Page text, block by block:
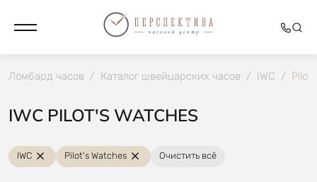
Ломбард часов / Каталог швейцарских часов / IWC /
IWC PILOT'S WATCHES
IWC Pilot's Watches Очистить всё